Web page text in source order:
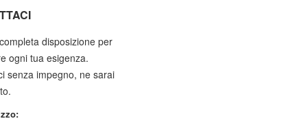
disposizione per
ogni tua esigenza.
senza impegno, ne sarai